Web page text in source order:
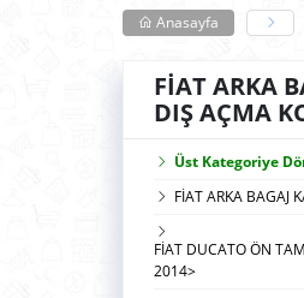
Anasayfa
FİAT ARKA
DIŞ AÇMA
Üst Kategoriye
FİAT ARKA BAGAJ
FİAT DUCATO ÖN
2014>